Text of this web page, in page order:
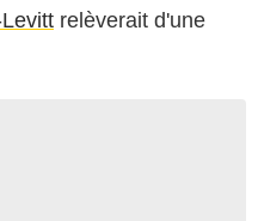
relèverait d'une